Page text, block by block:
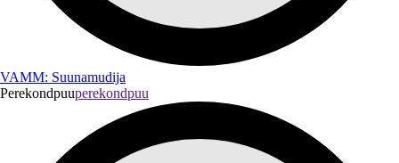
VAMM: Suunamudija
Perekondpuuperekondpuu